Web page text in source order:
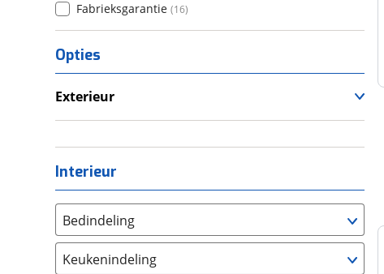
Fabrieksgarantie (16)
Opties
Exterieur
Interieur
Bedindeling
Twee aparte bedden (0)
Alkoofbed ( 0)
Keukenindeling